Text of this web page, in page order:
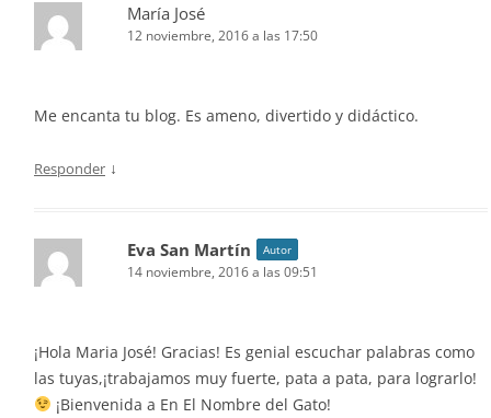
María José
12 noviembre, 2016 a las 17:50
Me encanta tu blog. Es ameno, divertido y didáctico.
Responder ↓
Eva San Martín Autor
14 noviembre, 2016 a las 09:51
¡Hola Maria José! Gracias! Es genial escuchar palabras como
las tuyas,¡trabajamos muy fuerte, pata a pata, para lograrlo!
¡Bienvenida a En El Nombre del Gato!